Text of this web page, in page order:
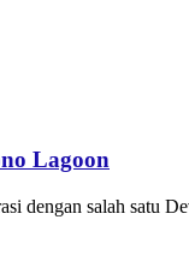
Lagoon
dengan salah satu